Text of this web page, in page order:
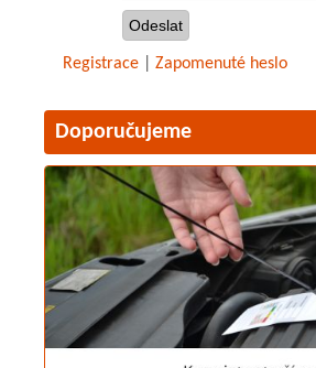
Registrace Zapomenuté heslo
Doporučujeme